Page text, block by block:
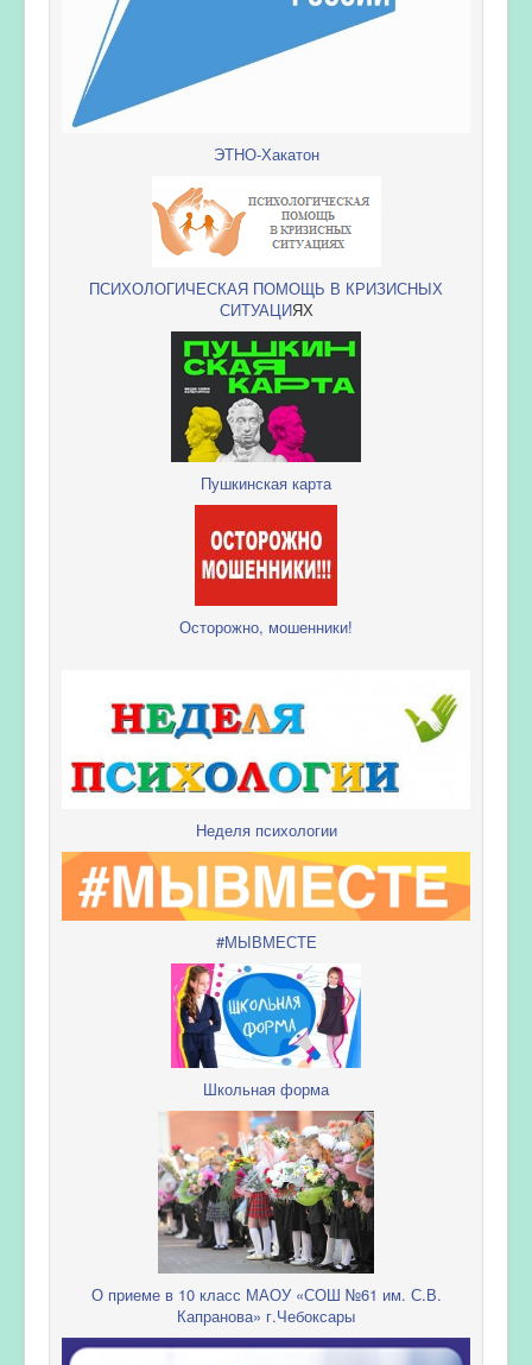
ЭТНО-Хакатон
ПСИХОЛОГИЧЕСКАЯ ПОМОЩЬ В КРИЗИСНЫХ
СИТУАЦИЯХ
Пушкинская карта
Осторожно, мошенники!
Неделя психологии
#МЫВМЕСТЕ
Школьная форма
О приеме в 10 класс МАОУ «СОШ №61 им. С.В.
Капранова» г.Чебоксары